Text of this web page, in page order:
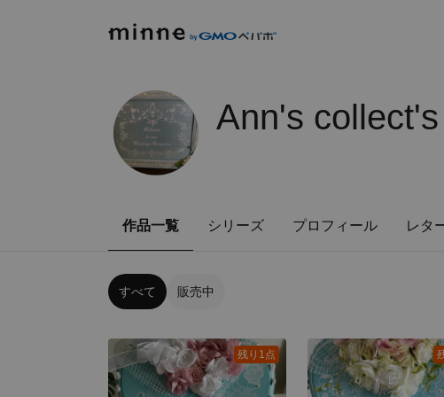
Ann's collect's
作品一覧 シリーズ プロフィール レタ
すべて 販売中
残り1点